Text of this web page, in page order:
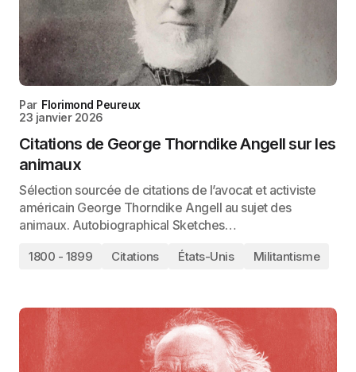
Par Florimond Peureux
23 janvier 2026
Citations de George Thorndike Angell sur les
animaux
Sélection sourcée de citations de l’avocat et activiste
américain George Thorndike Angell au sujet des
animaux. Autobiographical Sketches…
1800 - 1899 Citations États-Unis Militantisme